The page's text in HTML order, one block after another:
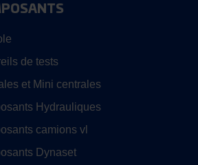
de tests
et Mini centrales
Hydrauliques
camions vl
Dynaset